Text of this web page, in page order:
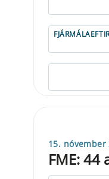
15. nóvember
FME: